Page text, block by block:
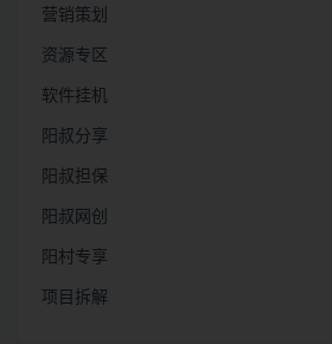
营销策划
资源专区
软件挂机
阳叔分享
阳叔担保
阳叔网创
阳村专享
项目拆解